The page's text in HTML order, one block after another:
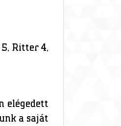
5, Ritter 4,
elégedett
a saját